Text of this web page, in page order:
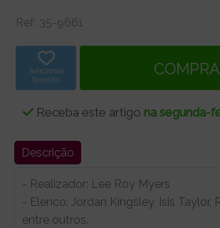
Ref: 35-9661
Adicionar
favorito
Receba este artigo na segunda-
Descrição
- Realizador: Lee Roy Myers
- Elenco: Jordan Kingsley, Isis Taylor,
entre outros.